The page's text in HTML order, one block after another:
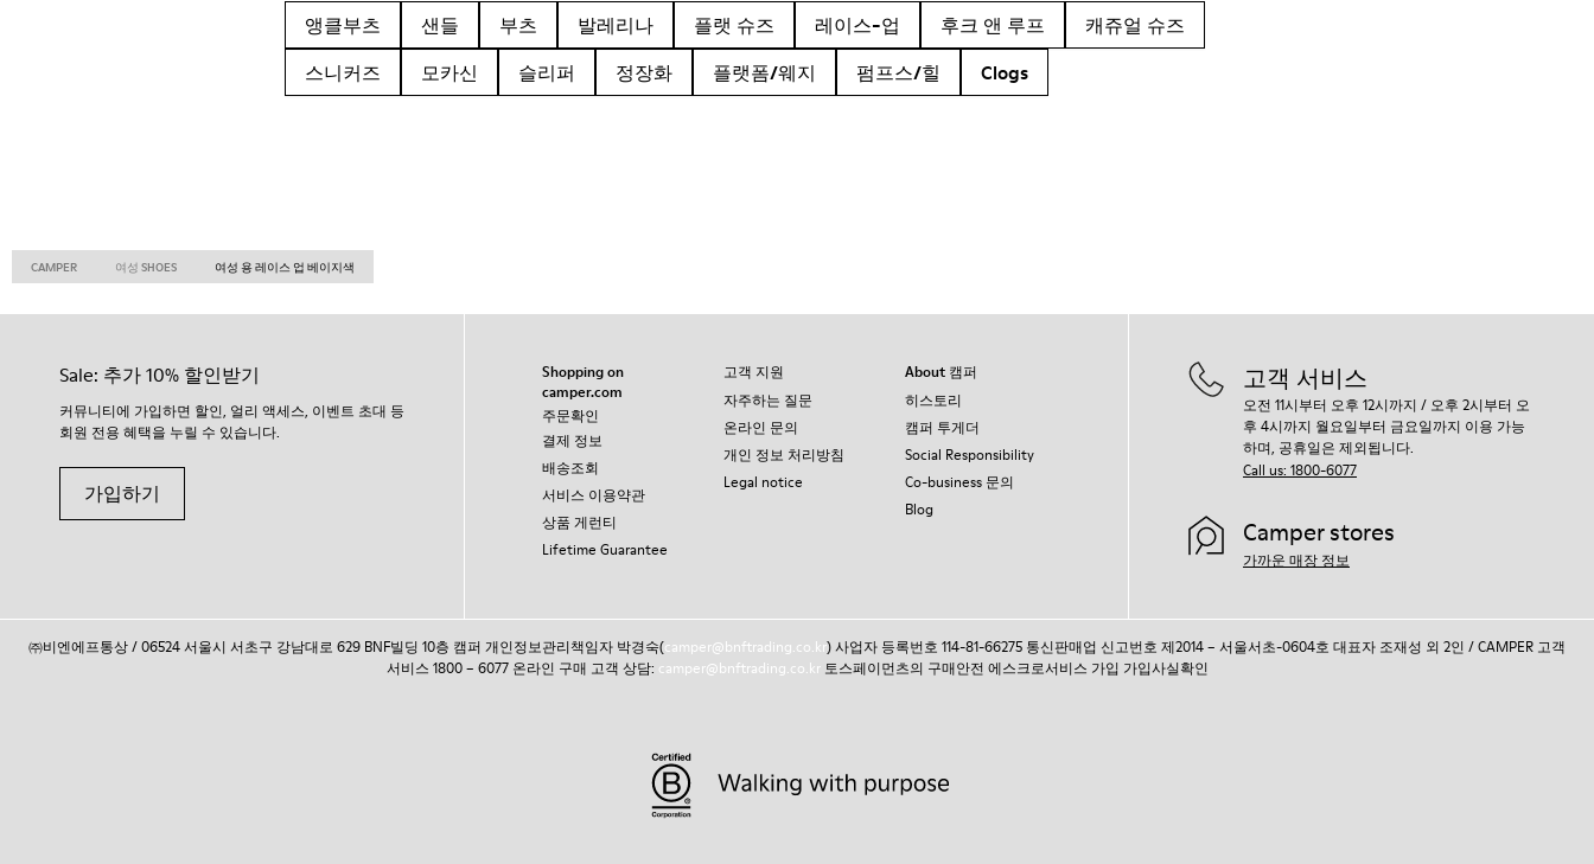
앵클부츠 샌들 부츠 발레리나 플랫 슈즈 레이스-업 후크 앤 루프
캐쥬얼 슈즈
스니커즈
모카신 슬리퍼 정장화 플랫폼/웨지 펌프스/힐 Clogs
CAMPER 여성 SHOES 여성 용 레이스 업 베이지색
Sale: 추가 10% 할인받기
커뮤니티에 가입하면 할인, 얼리 액세스, 이벤트 초대 등
회원 전용 혜택을 누릴 수 있습니다.
가입하기
Shopping on
camper.com
주문확인
결제 정보
배송조회
서비스 이용약관
상품 게런티
Lifetime Guarantee
고객 지원
자주하는 질문
온라인 문의
개인 정보 처리방침
Legal notice
About 캠퍼
히스토리
캠퍼 투게더
Social Responsibility
Co-business 문의
Blog
고객 서비스
오전 11시부터 오후 12시까지 / 오후 2시부터 오
후 4시까지 월요일부터 금요일까지 이용 가능
하며, 공휴일은 제외됩니다.
Call us: 1800-6077
Camper stores
가까운 매장 정보
㈜비엔에프통상 / 06524 서울시 서초구 강남대로 629 BNF빌딩 10층 캠퍼 개인정보관리책임자 박경숙(camper@bnftrading.co.kr) 사업자 등록번호 114-81-66275 통신판매업 신고번호 제2014 – 서울서초-0604호 대표자 조재성 외 2인 / CAMPER 고객
서비스 1800 – 6077 온라인 구매 고객 상담: camper@bnftrading.co.kr토스페이먼츠의 구매안전 에스크로서비스 가입 가입사실확인